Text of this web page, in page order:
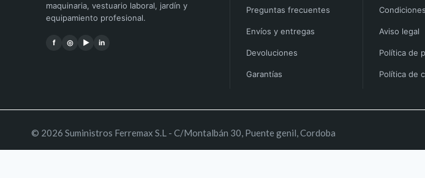
maquinaria, vestuario laboral, jardín y
equipamiento profesional.
f ◎ ▶ in
Preguntas frecuentes
Envíos y entregas
Devoluciones
Garantías
Aviso legal
Política de
Política de
© 2026 Suministros Ferremax S.L - C/Montalbán 30, Puente genil, Cordoba